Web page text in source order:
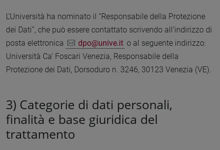
L’Università ha nominato il “Responsabile della Protezione
dei Dati”, che può essere contattato scrivendo all’indirizzo di
posta elettronica
dpo@unive.it o al seguente indirizzo:
Università Ca’ Foscari Venezia, Responsabile della
Protezione dei Dati, Dorsoduro n. 3246, 30123 Venezia (VE).
3) Categorie di dati personali,
finalità e base giuridica del
trattamento